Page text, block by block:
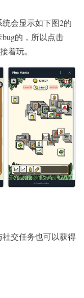
会显示如下图2的
的，所以点击
着玩。
交任务也可以获得